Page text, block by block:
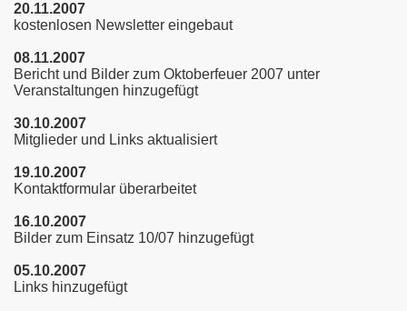
20.11.2007
kostenlosen Newsletter eingebaut
08.11.2007
Bericht und Bilder zum Oktoberfeuer 2007 unter
Veranstaltungen hinzugefügt
30.10.2007
Mitglieder und Links aktualisiert
19.10.2007
Kontaktformular überarbeitet
16.10.2007
Bilder zum Einsatz 10/07 hinzugefügt
05.10.2007
Links hinzugefügt